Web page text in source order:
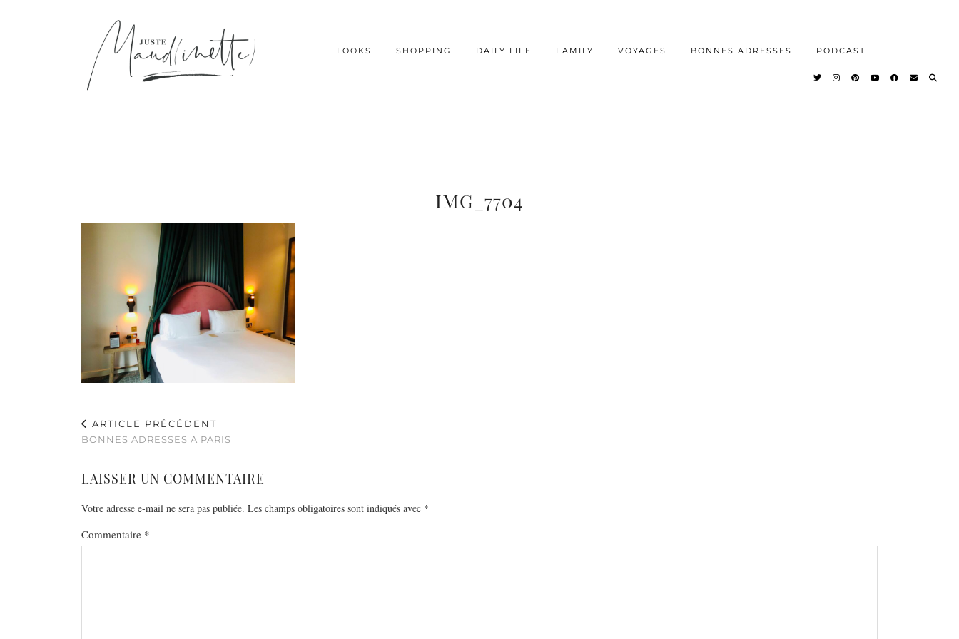
LOOKS SHOPPING DAILY LIFE FAMILY VOYAGES BONNES ADRESSES PODCAST
IMG_7704
ARTICLE PRÉCÉDENT
BONNES ADRESSES A PARIS
LAISSER UN COMMENTAIRE
Votre adresse e-mail ne sera pas publiée. Les champs obligatoires sont indiqués avec *
Commentaire *